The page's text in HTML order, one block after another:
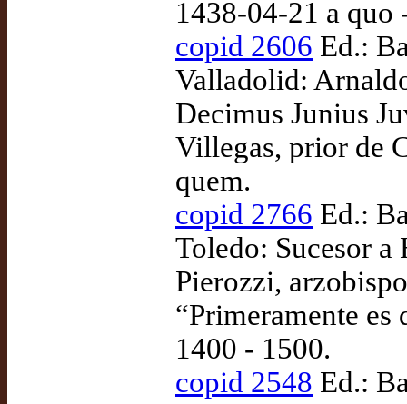
1438-04-21 a quo
copid 2606 Ed.:
Valladolid:
Decimus Junius
Villegas, prior de
quem.
copid 2766 Ed.:
Toledo: Sucesor
Pierozzi,
“Primeramente
1400 - 1500.
copid 2548 Ed.: